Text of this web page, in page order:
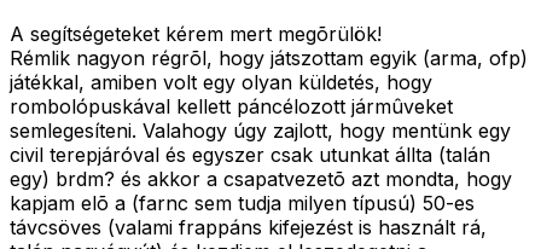
A segítségeteket kérem mert megõrülök!
Rémlik nagyon régrõl, hogy játszottam egyik (arma, ofp)
játékkal, amiben volt egy olyan küldetés, hogy
rombolópuskával kellett páncélozott jármûveket
semlegesíteni. Valahogy úgy zajlott, hogy mentünk egy
civil terepjáróval és egyszer csak utunkat állta (talán
egy) brdm? és akkor a csapatvezetõ azt mondta, hogy
kapjam elõ a (farnc sem tudja milyen típusú) 50-es
távcsöves (valami frappáns kifejezést is használt rá,